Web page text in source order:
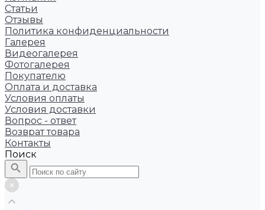
Статьи
Отзывы
Политика конфиденциальности
Галерея
Видеогалерея
Фотогалерея
Покупателю
Оплата и доставка
Условия оплаты
Условия доставки
Вопрос - ответ
Возврат товара
Контакты
Поиск